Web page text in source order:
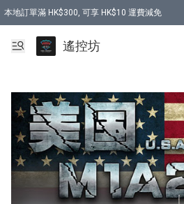
本地訂單滿 HK$300, 可享 HK$10 運費減免
購買 7.6V 6500mah 70C 電池 送 7.6V USB充電器
遙控坊